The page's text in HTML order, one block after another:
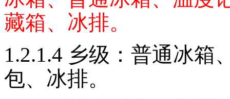
藏箱、冰排。
1.2.1.4 乡级：普通冰箱
包、冰排。